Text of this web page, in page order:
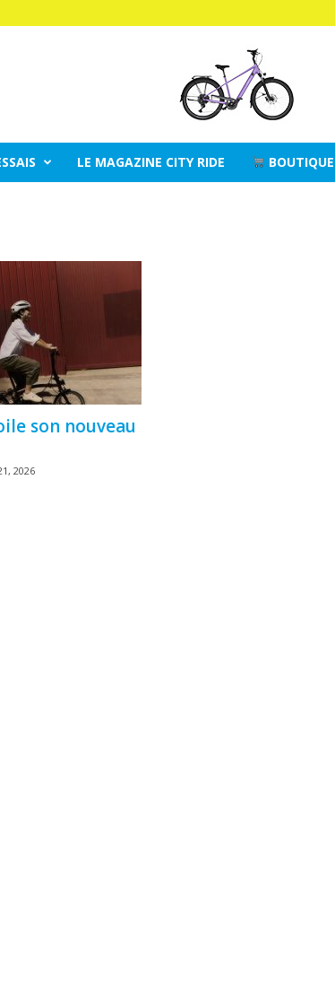
LE MAGAZINE CITY RIDE BOUTIQUE
son nouveau
2026